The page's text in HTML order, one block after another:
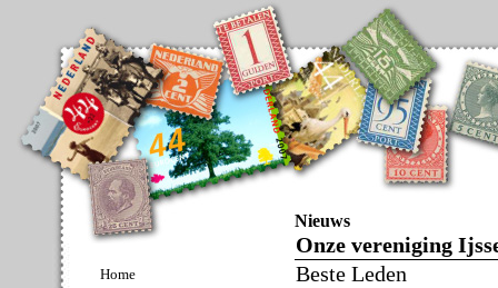
Home
Nieuws
Onze vereniging
Beste Leden